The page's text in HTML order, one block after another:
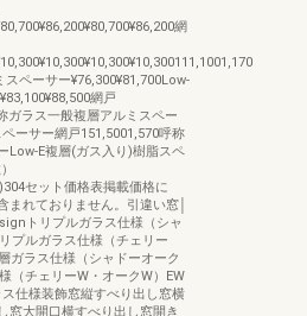
網
ペーサー¥76,300¥81,700Low-
網戸
ガラス一般複層アルミスペー
ーサー網戸151,5001,570呼称
Low-E複層(ガス入り)樹脂スペ
セット価格表掲載価格に
れておりません。引違い窓│
トリプルガラス仕様（シャ
プルガラス仕様（チェリー
ガラス仕様（シャドーオーク
（チェリーW・オークW）EW
仕様装飾窓縦すべり出し窓横
窓大開口横すべり出し窓開き